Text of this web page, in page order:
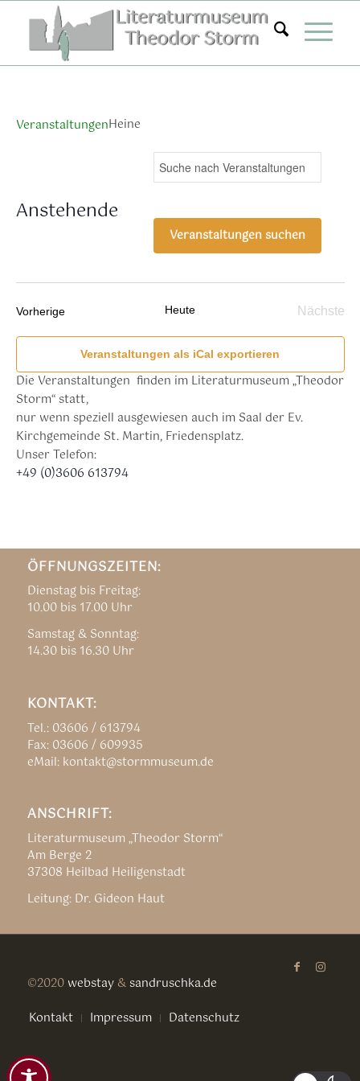
springen
VeranstaltungenHeine
Veranstaltungen
Suche
und
Ansichten,
Navigation
Suche
Bitte
Schlüsselwort
Suche
nach
Veranstaltungen
Veranstaltungen suchen
Anstehende
VorherigeVeranstaltungen Heute
Nächste
Veranstaltungen als iCal exportieren
Die Veranstaltungen finden im Literaturmuseum „Theodor
Storm“ statt,
nur wenn speziell ausgewiesen auch im Saal der Ev.
Kirchgemeinde St. Martin, Friedensplatz.
Unser Telefon:
+49 (0)3606 613794
ÖFFNUNGSZEITEN:
Dienstag bis Freitag:
10.00 bis 17.00 Uhr
Samstag & Sonntag:
14.30 bis 16.30 Uhr
KONTAKT:
Tel.: 03606 / 613794
Fax: 03606 / 609935
eMail: kontakt@stormmuseum.de
ANSCHRIFT:
Literaturmuseum „Theodor Storm“
Am Berge 2
37308 Heilbad Heiligenstadt
Leitung: Dr. Gideon Haut
©2020 webstay&sandruschka.de
Kontakt
Impressum Datenschutz